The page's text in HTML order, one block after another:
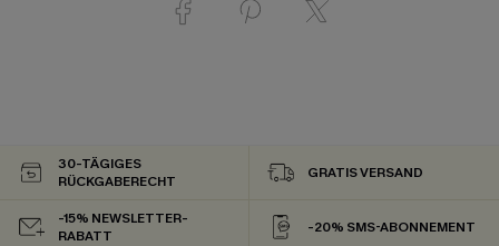
30-TÄGIGES
RÜCKGABERECHT
GRATIS VERSAND
-15% NEWSLETTER-
RABATT
-20% SMS-ABONNEMENT